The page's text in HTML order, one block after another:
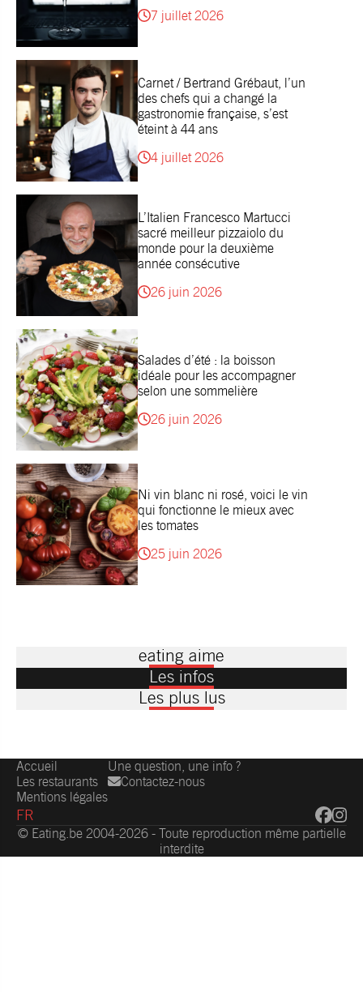
7 juillet 2026
Carnet / Bertrand Grébaut, l’un
des chefs qui a changé la
gastronomie française, s’est
éteint à 44 ans
4 juillet 2026
L’Italien Francesco Martucci
sacré meilleur pizzaiolo du
monde pour la deuxième
année consécutive
26 juin 2026
Salades d’été : la boisson
idéale pour les accompagner
selon une sommelière
26 juin 2026
Ni vin blanc ni rosé, voici le vin
qui fonctionne le mieux avec
les tomates
25 juin 2026
eating aime
Les infos
Les plus lus
Accueil
Les restaurants
Mentions légales
Une question, une info ?
Contactez-nous
FR
© Eating.be 2004-2026 - Toute reproduction même partielle
interdite